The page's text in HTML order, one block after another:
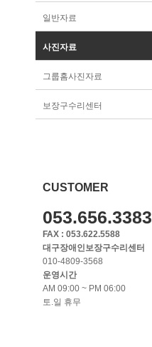
일반자료
사진자료
그룹홈사진자료
보장구수리센터
CUSTOMER
053.656.3383
FAX : 053.622.5588
대구장애인보장구수리센터
010-4809-3568
운영시간
AM 09:00 ~ PM 06:00
토.일 휴무